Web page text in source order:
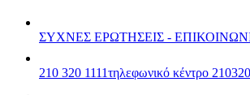
ΣΥΧΝΕΣ ΕΡΩΤΗΣΕΙΣ -
210 320 1111τηλεφωνικό κέντρο